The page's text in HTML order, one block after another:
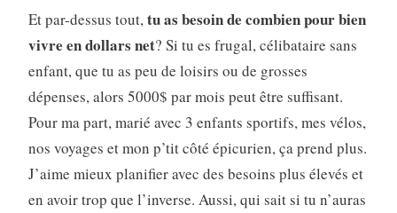
Et par-dessus tout,tu as besoin de combien pour bien
vivre en dollars net? Si tu es frugal, célibataire sans
enfant, que tu as peu de loisirs ou de grosses
dépenses, alors 5000$ par mois peut être suffisant.
Pour ma part, marié avec 3 enfants sportifs, mes vélos,
nos voyages et mon p’tit côté épicurien, ça prend plus.
J’aime mieux planifier avec des besoins plus élevés et
en avoir trop que l’inverse. Aussi, qui sait si tu n’auras